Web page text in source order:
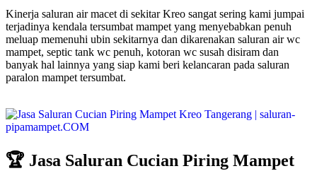
Kinerja saluran air macet di sekitar Kreo sangat sering kami jumpai
terjadinya kendala tersumbat mampet yang menyebabkan penuh
meluap memenuhi ubin sekitarnya dan dikarenakan saluran air wc
mampet, septic tank wc penuh, kotoran wc susah disiram dan
banyak hal lainnya yang siap kami beri kelancaran pada saluran
paralon mampet tersumbat.
🏆 Jasa Saluran Cucian Piring Mampet